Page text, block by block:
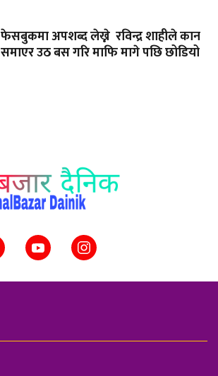
फेसबुकमा अपशब्द लेख्ने रविन्द्र शाहीले कान
समाएर उठ बस गरि माफि मागे पछि छोडियो